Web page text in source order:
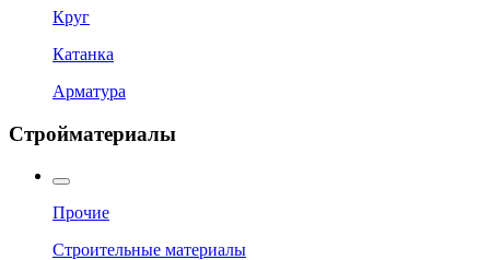
Круг
Катанка
Арматура
Стройматериалы
Прочие
Строительные материалы